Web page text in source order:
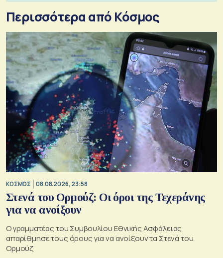
Περισσότερα από Κόσμος
ΚΟΣΜΟΣ 08.08.2026, 23:58
Στενά του Ορμούζ: Οι όροι της Τεχεράνης
για να ανοίξουν
Ο γραμματέας του Συμβουλίου Εθνικής Ασφάλειας
απαρίθμησε τους όρους για να ανοίξουν τα Στενά του
Ορμούζ